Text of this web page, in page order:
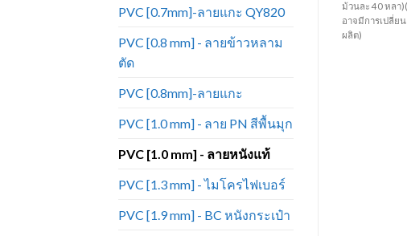
PVC [0.7mm]-ลายแกะ QY820
PVC [0.8 mm] - ลายข้าวหลาม
ตัด
PVC [0.8mm]-ลายแกะ
PVC [1.0 mm] - ลาย PN สีพื้นมุก
PVC [1.0 mm] - ลายหนังแท้
PVC [1.3 mm] - ไมโครไฟเบอร์
PVC [1.9 mm] - BC หนังกระเป๋า
ม้วนละ 40 หลา
อาจมีการเปลี่ย
ผลิต)
(ความยาวต่อหลาอาจมีการ
(ความยาวต่อหลาอาจมีการ
เปลี่ยนแปลงตามรอบการผลิต)